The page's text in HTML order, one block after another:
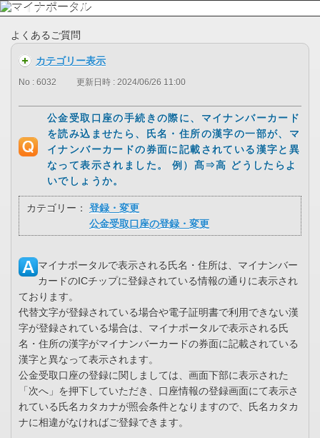
よくあるご質問
カテゴリー表示
No : 6032 更新日時 : 2024/06/26 11:00
公金受取口座の手続きの際に、マイナンバーカード
を読み込ませたら、氏名・住所の漢字の一部が、マ
イナンバーカードの券面に記載されている漢字と異
なって表示されました。 例）髙⇒高 どうしたらよ
いでしょうか。
カテゴリー：
登録・変更
公金受取口座の登録・変更
マイナポータルで表示される氏名・住所は、マイナンバー
カードのICチップに登録されている情報の通りに表示され
ております。
代替文字が登録されている場合や電子証明書で利用できない漢
字が登録されている場合は、マイナポータルで表示される氏
名・住所の漢字がマイナンバーカードの券面に記載されている
漢字と異なって表示されます。
公金受取口座の登録に関しましては、画面下部に表示された
「次へ」を押下していただき、口座情報の登録画面にて表示さ
れている氏名カタカナが照会条件となりますので、氏名カタカ
ナに相違がなければご登録できます。